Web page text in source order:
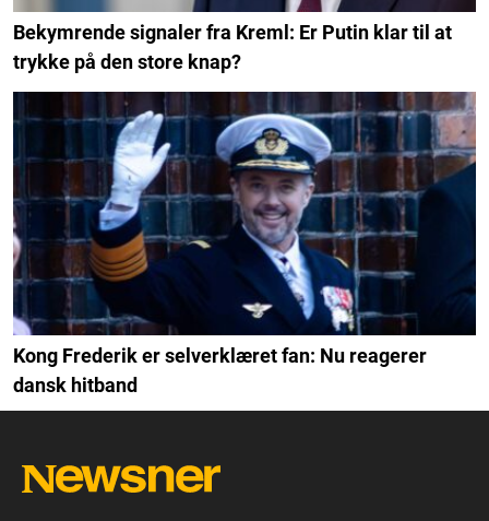
Bekymrende signaler fra Kreml: Er Putin klar til at
trykke på den store knap?
Kong Frederik er selverklæret fan: Nu reagerer
dansk hitband